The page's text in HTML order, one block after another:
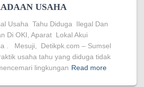
USAHA
Usaha Tahu Diduga Ilegal Dan
Di OKI, Aparat Lokal Akui
. Mesuji, Detikpk.com – Sumsel
usaha tahu yang diduga tidak
lingkungan Read more